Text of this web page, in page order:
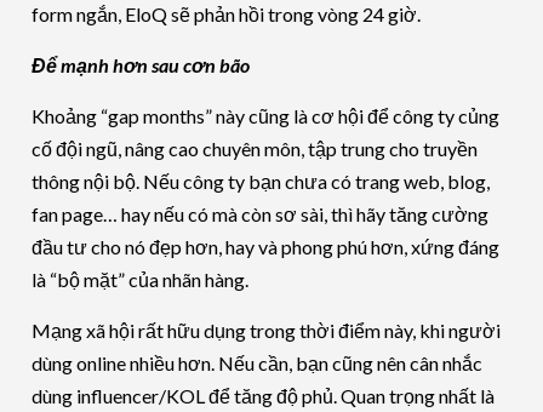
form ngắn, EloQ sẽ phản hồi trong vòng 24 giờ.
Để mạnh hơn sau cơn bão
Khoảng “gap months” này cũng là cơ hội để công ty củng
cố đội ngũ, nâng cao chuyên môn, tập trung cho truyền
thông nội bộ. Nếu công ty bạn chưa có trang web, blog,
fan page… hay nếu có mà còn sơ sài, thì hãy tăng cường
đầu tư cho nó đẹp hơn, hay và phong phú hơn, xứng đáng
là “bộ mặt” của nhãn hàng.
Mạng xã hội rất hữu dụng trong thời điểm này, khi người
dùng online nhiều hơn. Nếu cần, bạn cũng nên cân nhắc
dùng influencer/KOL để tăng độ phủ. Quan trọng nhất là